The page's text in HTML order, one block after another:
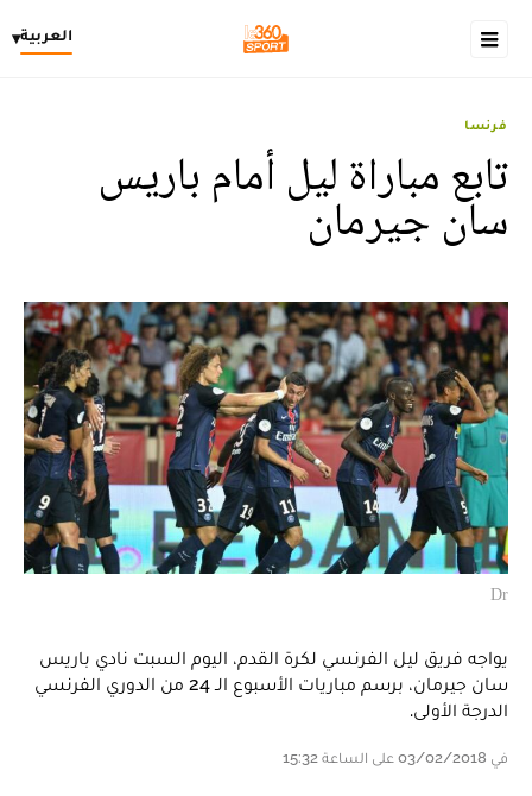
العربية▾
فرنسا
تابع مباراة ليل أمام باريس
سان جيرمان
Dr
يواجه فريق ليل الفرنسي لكرة القدم، اليوم السبت نادي باريس
سان جيرمان، برسم مباريات الأسبوع الـ 24 من الدوري الفرنسي
الدرجة الأولى.
في 03/02/2018 على الساعة 15:32